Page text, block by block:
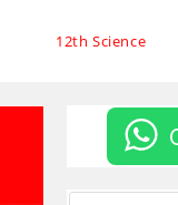
12th Science